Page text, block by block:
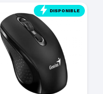
DISPONIBLE